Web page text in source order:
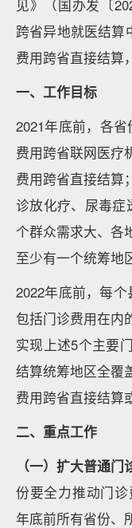
见》（国办发〔
跨省异地就医结算
费用跨省直接结算
一、工作目标
2021年底前，各
费用跨省联网医疗
费用跨省直接结算
诊放化疗、尿毒症
个群众需求大、各
至少有一个统筹地
2022年底前，每
包括门诊费用在内
实现上述5个主要
结算统筹地区全覆
费用跨省直接结算
二、重点工作
（一）扩大普通
份要全力推动门
年底前所有省份、